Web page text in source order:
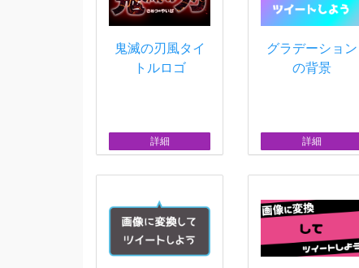
鬼滅の刃風タイ
トルロゴ
詳細
グラデーション
の背景
詳細